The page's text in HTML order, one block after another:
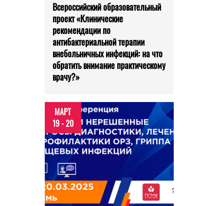
Всероссийский образовательный
проект «Клинические
рекомендации по
антибактериальной терапии
внебольничных инфекций: на что
обратить внимание практическому
врачу?»
МАРТ
19 - 20